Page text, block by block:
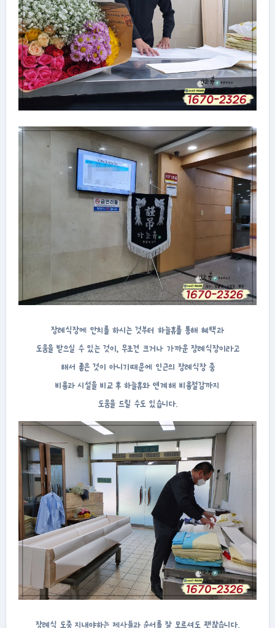
장례식장에 안치를 하시는 것부터 하늘휴를 통해 혜택과
도움을 받으실 수 있는 것이, 무조건 크거나 가까운 장례식장이라고
해서 좋은 것이 아니기때문에 인근의 장례식장 중
비용과 시설을 비교 후 하늘휴와 연계해 비용절감까지
도움을 드릴 수도 있습니다.
장례식 도중 지내야하는 제사들과 순서를 잘 모르셔도 괜찮습니다.